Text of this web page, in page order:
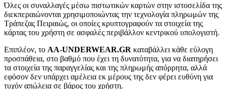
Όλες οι συναλλαγές μέσω πιστωτικών καρτών στην ιστοσελίδα της
διεκπεραιώνονται χρησιμοποιώντας την τεχνολογία πληρωμών της
Τράπεζας Πειραιώς, οι οποίες κρυπτογραφούν τα στοιχεία της
κάρτας του χρήστη σε ασφαλές περιβάλλον κεντρικού υπολογιστή.
Επιπλέον, το AA-UNDERWEAR.GR καταβάλλει κάθε εύλογη
προσπάθεια, στο βαθμό που έχει τη δυνατότητα, για να διατηρήσει
τα στοιχεία της παραγγελίας και της πληρωμής απόρρητα, αλλά
εφόσον δεν υπάρχει αμέλεια εκ μέρους της δεν φέρει ευθύνη για
τυχόν απώλεια σε βάρος του χρήστη.